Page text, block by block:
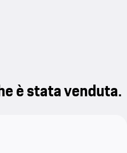
è stata venduta.